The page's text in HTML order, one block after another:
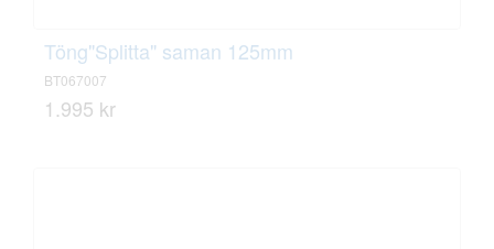
Töng"Splitta" saman 125mm
BT067007
1.995 kr